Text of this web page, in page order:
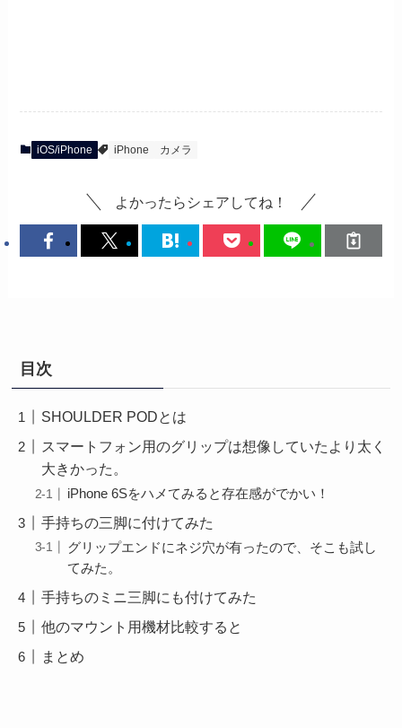
iOS/iPhone iPhone カメラ
よかったらシェアしてね！
目次
SHOULDER PODとは
スマートフォン用のグリップは想像していたより太く
大きかった。
iPhone 6Sをハメてみると存在感がでかい！
手持ちの三脚に付けてみた
グリップエンドにネジ穴が有ったので、そこも試し
てみた。
手持ちのミニ三脚にも付けてみた
他のマウント用機材比較すると
まとめ